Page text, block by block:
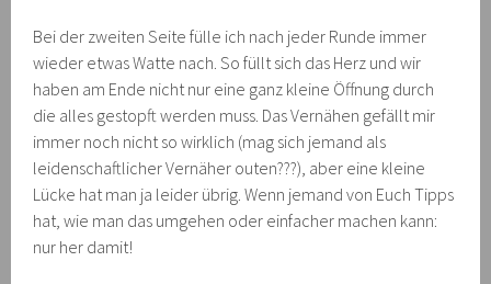
Bei der zweiten Seite fülle ich nach jeder Runde immer
wieder etwas Watte nach. So füllt sich das Herz und wir
haben am Ende nicht nur eine ganz kleine Öffnung durch
die alles gestopft werden muss. Das Vernähen gefällt mir
immer noch nicht so wirklich (mag sich jemand als
leidenschaftlicher Vernäher outen???), aber eine kleine
Lücke hat man ja leider übrig. Wenn jemand von Euch Tipps
hat, wie man das umgehen oder einfacher machen kann:
nur her damit!